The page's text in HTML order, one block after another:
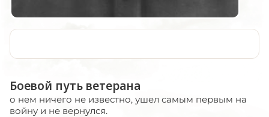
Боевой путь ветерана
о нем ничего не известно, ушел самым первым на
войну и не вернулся.